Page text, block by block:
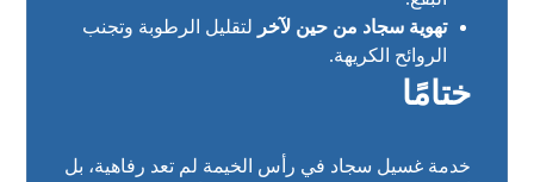
تهوية سجاد من حين لآخر لتقليل الرطوبة وتجنب
الروائح الكريهة.
ختامًا
خدمة غسيل سجاد في رأس الخيمة لم تعد رفاهية، بل